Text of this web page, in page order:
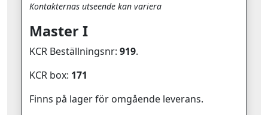
Kontakternas utseende kan variera
Master I
KCR Beställningsnr: 919.
KCR box: 171
Finns på lager för omgående leverans.